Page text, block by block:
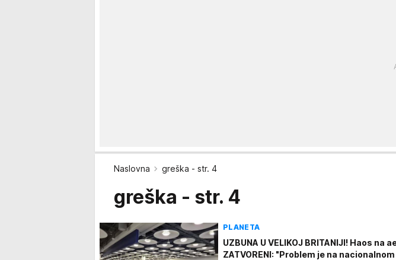
Naslovna greška - str. 4
greška - str. 4
PLANETA
UZBUNA U VELIKOJ BRITANIJI! Haos na
ZATVORENI: "Problem je na